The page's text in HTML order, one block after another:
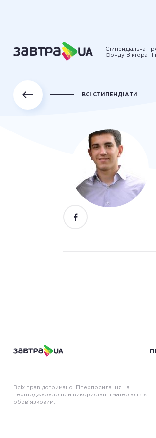
Стипендіальна
Фонду Віктора
ВСІ СТИПЕНДІАТИ
Всіх прав дотримано. Гіперпосилання на
першоджерело при використанні матеріалів є
обов’язковим.